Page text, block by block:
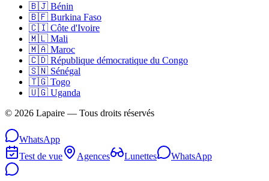
🇧🇯 Bénin
🇧🇫 Burkina Faso
🇨🇮 Côte d'Ivoire
🇲🇱 Mali
🇲🇦 Maroc
🇨🇩 République démocratique du Congo
🇸🇳 Sénégal
🇹🇬 Togo
🇺🇬 Uganda
© 2026 Lapaire — Tous droits réservés
WhatsApp
Test de vue
Agences Lunettes WhatsApp